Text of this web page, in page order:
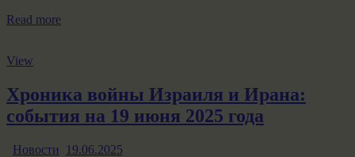
Read more
View
Хроника войны Израиля и Ирана:
события на 19 июня 2025 года
Новости
19.06.2025